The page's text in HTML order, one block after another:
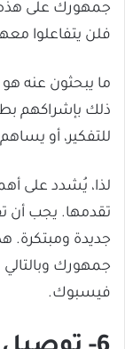
جمهورك على
فلن يتفاعلوا
ما يبحثون عنه
ذلك بإشراكهم
للتفكير، أو
لذا، يُشدد على
تقدمها. يجب أن
جديدة ومبتكرة.
جمهورك
فيسبوك.